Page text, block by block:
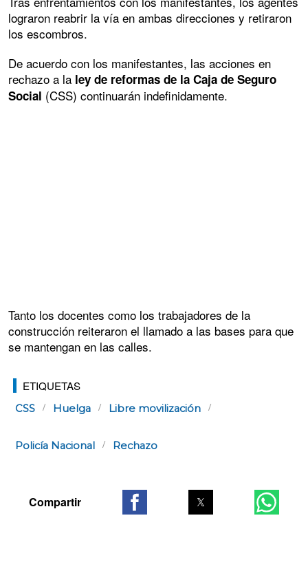
lograron reabrir la vía en ambas direcciones y retiraron
los escombros.
De acuerdo con los manifestantes, las acciones en
rechazo a la ley de reformas de la Caja de Seguro
Social (CSS) continuarán indefinidamente.
Tanto los docentes como los trabajadores de la
construcción reiteraron el llamado a las bases para que
se mantengan en las calles.
ETIQUETAS
CSS Huelga Libre movilización
Policía Nacional Rechazo